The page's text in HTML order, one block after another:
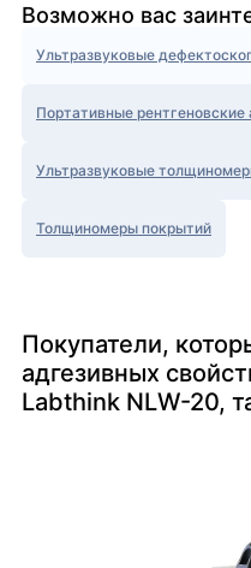
Возможно вас
Ультразвуковые
Портативные рентгеновские
Ультразвуковые
Толщиномеры покрытий
Покупатели,
адгезивных
Labthink NLW-20,